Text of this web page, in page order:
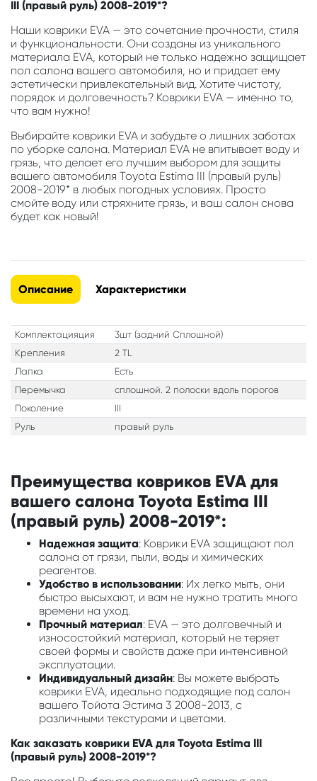
III (правый руль) 2008-2019*?
Наши коврики EVA — это сочетание прочности, стиля
и функциональности. Они созданы из уникального
материала EVA, который не только надежно защищает
пол салона вашего автомобиля, но и придает ему
эстетически привлекательный вид. Хотите чистоту,
порядок и долговечность? Коврики EVA — именно то,
что вам нужно!
Выбирайте коврики EVA и забудьте о лишних заботах
по уборке салона. Материал EVA не впитывает воду и
грязь, что делает его лучшим выбором для защиты
вашего автомобиля Toyota Estima III (правый руль)
2008-2019* в любых погодных условиях. Просто
смойте воду или стряхните грязь, и ваш салон снова
будет как новый!
Описание Характеристики
Комплектацияция
3шт (задний Сплошной)
Крепления
2 TL
Лапка
Есть
Перемычка
сплошной. 2 полоски вдоль порогов
Поколение
III
Руль
правый руль
Преимущества ковриков EVA для
вашего салона Toyota Estima III
(правый руль) 2008-2019*:
Надежная защита: Коврики EVA защищают пол
салона от грязи, пыли, воды и химических
реагентов.
Удобство в использовании: Их легко мыть, они
быстро высыхают, и вам не нужно тратить много
времени на уход.
Прочный материал: EVA — это долговечный и
износостойкий материал, который не теряет
своей формы и свойств даже при интенсивной
эксплуатации.
Индивидуальный дизайн: Вы можете выбрать
коврики EVA, идеально подходящие под салон
вашего Тойота Эстима 3 2008-2013, с
различными текстурами и цветами.
Как заказать коврики EVA для Toyota Estima III
(правый руль) 2008-2019*?